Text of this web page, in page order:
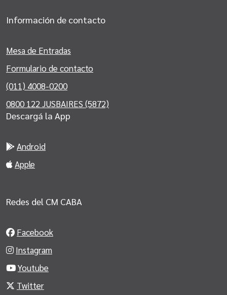
Información de contacto
Mesa de Entradas
Formulario de contacto
(011) 4008-0200
0800 122 JUSBAIRES (5872)
Descargá la App
Android
Apple
Redes del CM CABA
Facebook
Instagram
Youtube
Twitter